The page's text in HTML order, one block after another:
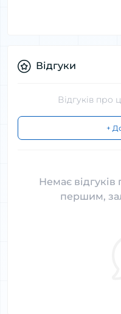
Відгуки
Відгуків про
+
Немає відгуків
першим,